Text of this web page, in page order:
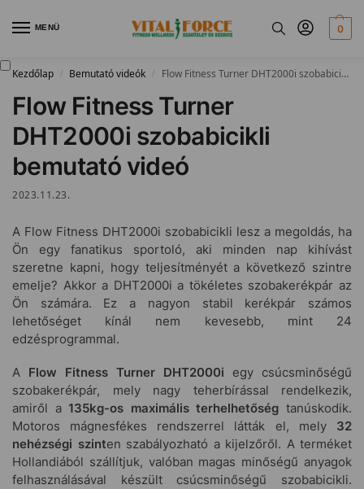
MENÜ 0
Kezdőlap / Bemutató videók / Flow Fitness Turner DHT2000i szobabicikli bemutató videó
Flow Fitness Turner
DHT2000i szobabicikli
bemutató videó
2023.11.23.
A Flow Fitness DHT2000i szobabicikli lesz a megoldás, ha
Ön egy fanatikus sportoló, aki minden nap kihívást
szeretne kapni, hogy teljesítményét a következő szintre
emelje? Akkor a DHT2000i a tökéletes szobakerékpár az
Ön számára. Ez a nagyon stabil kerékpár számos
lehetőséget kínál nem kevesebb, mint 24
edzésprogrammal.
A Flow Fitness Turner DHT2000i egy csúcsminőségű
szobakerékpár, mely nagy teherbírással rendelkezik,
amiről a 135kg-os maximális terhelhetőség tanúskodik.
Motoros mágnesfékes rendszerrel látták el, mely 32
nehézségi szinten szabályozható a kijelzőről. A terméket
Hollandiából szállítjuk, valóban magas minőségű anyagok
felhasználásával készült csúcsminőségű szobabicikli.